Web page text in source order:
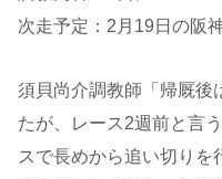
次走予定：2月19日の阪
須貝尚介調教師「帰厩後
たが、レース2週前と言
スで長めから追い切りを